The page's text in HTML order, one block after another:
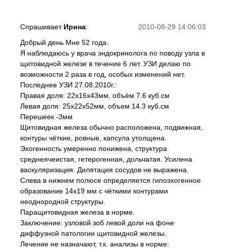
2010-08-29 14:06:03
Спрашивает Ирина:
Добрый день Мне 52 года.
Я наблюдаюсь у врача эндокринолога по поводу узла в
щитовидной железе в течение 6 лет. УЗИ делаю по
возможности 2 раза в год, особых изменений нет.
Последнее УЗИ 27.08.2010г.:
Правая доля: 22х16х43мм, объём 7.6 куб.см
Левая доля: 25х22х52мм, объем 14.3 куб.см
Перешеек -3мм
Щитовидная железа обычно расположена, подвижная,
контуры чёткие, ровные, капсула утолщена.
Эхогенность умеренно понижена, структура
среднеячеистая, гетерогенная, дольчатая. Усилена
васкуляризация. Дилятация сосудов не выражена.
Слева в нижнем полюсе определяется гипоэхогенное
образование 14х19 мм с чёткими контурами
неоднородной структуры.
Паращитовидная железа в норме.
Заключение: узловой зоб левой доли на фоне
диффузной патологии щитовидной железы.
Лечение не назначают, т.к. анализы в норме: